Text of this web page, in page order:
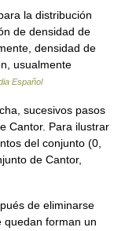
la distribución
de densidad de
densidad de
usualmente
Español
sucesivos pasos
Cantor. Para ilustrar
del conjunto (0,
de Cantor,
de eliminarse
quedan forman un